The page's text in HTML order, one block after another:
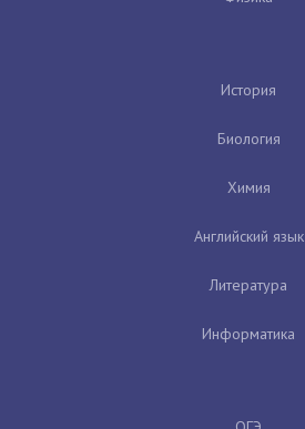
История
Биология
Химия
Английский язык
Литература
Информатика